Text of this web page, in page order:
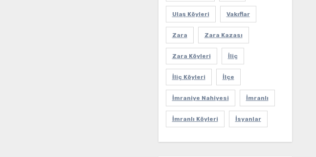
Ulaş Köyleri Vakıflar
Zara Zara Kazası
Zara Köyleri İliç
İliç Köyleri İlçe
İmraniye Nahiyesi İmranlı
İmranlı Köyleri İsyanlar